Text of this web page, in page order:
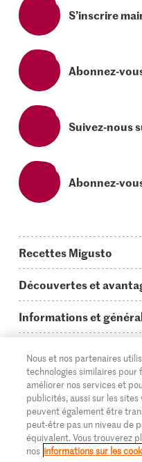
S’inscrire
Abonnez-
Suivez-nous
Abonnez-
Recettes Migusto
Idées de menus
Plats principaux
Simple & vite prêt
Apéritif
Préparations au four
Enfants & famille
Découvertes et
On en parle...
Tutoriels
Glossaire des
Login Migusto
Magazine Migusto
Informations et
Questions concernant
Cuisiner avec Migusto
Service clientèle &
Publicité
Impressum
Supermarché
Migros Online
À propos de Migros
DE FR IT
Nous et nos partenaires
technologies similaires pour
améliorer nos services et
publicités, aussi sur les
peuvent également être
peut-être pas un niveau de
équivalent. Vous trouverez
nos informations sur les